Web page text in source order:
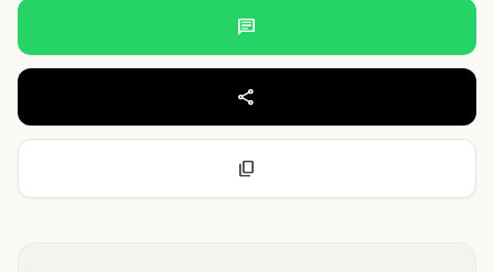
chat
share
content_copy